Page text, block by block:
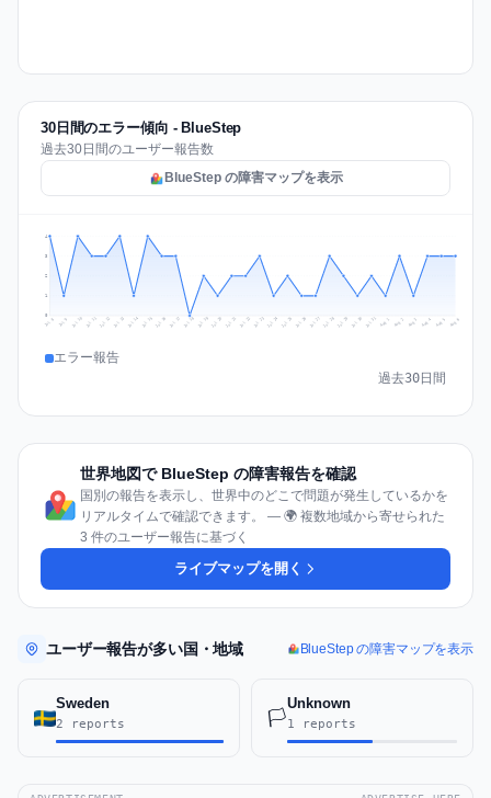
30日間のエラー傾向 - BlueStep
過去30日間のユーザー報告数
BlueStep の障害マップを表示
1
2
3
4
Jul 8 Jul 9 Jul 10 Jul 11 Jul 12 Jul 13 Jul 14 Jul 15 Jul 16 Jul 17 Jul 18 Jul 19 Jul 20 Jul 21 Jul 22 Jul 23 Jul 24 Jul 25 Jul 26 Jul 27 Jul 28 Jul 29 Jul 30 Jul 31 Aug 1 Aug 2 Aug 3 Aug 4 Aug 5 Aug 6
エラー報告
過去30日間
世界地図で BlueStep の障害報告を確認
国別の報告を表示し、世界中のどこで問題が発生しているかを
リアルタイムで確認できます。 — 🌍 複数地域から寄せられた
3 件のユーザー報告に基づく
ライブマップを開く
ユーザー報告が多い国・地域 BlueStep の障害マップを表示
Sweden
2 reports 🏳️
Unknown
1 reports